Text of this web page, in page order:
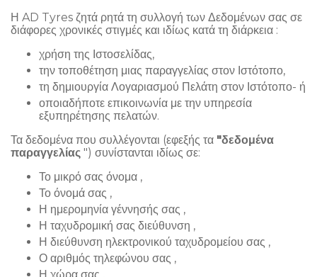
Η AD Tyres ζητά ρητά τη συλλογή των Δεδομένων σας σε
διάφορες χρονικές στιγμές και ιδίως κατά τη διάρκεια :
χρήση της Ιστοσελίδας,
την τοποθέτηση μιας παραγγελίας στον Ιστότοπο,
τη δημιουργία Λογαριασμού Πελάτη στον Ιστότοπο- ή
οποιαδήποτε επικοινωνία με την υπηρεσία
εξυπηρέτησης πελατών.
Τα δεδομένα που συλλέγονται (εφεξής τα "δεδομένα
παραγγελίας ") συνίστανται ιδίως σε:
Το μικρό σας όνομα ,
Το όνομά σας ,
Η ημερομηνία γέννησής σας ,
Η ταχυδρομική σας διεύθυνση ,
Η διεύθυνση ηλεκτρονικού ταχυδρομείου σας ,
Ο αριθμός τηλεφώνου σας ,